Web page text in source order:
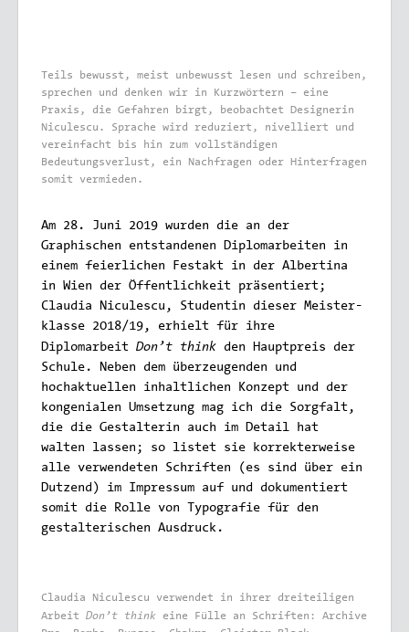
Teils bewusst, meist unbewusst lesen und schreiben,
sprechen und denken wir in Kurzwörtern – eine
Praxis, die Gefahren birgt, beobachtet Designerin
Niculescu. Sprache wird reduziert, nivelliert und
vereinfacht bis hin zum vollständigen
Bedeutungsverlust, ein Nachfragen oder Hinterfragen
somit vermieden.
Am 28. Juni 2019 wurden die an der
Graphischen entstandenen Diplomarbeiten in
einem feierlichen Festakt in der Albertina
in Wien der Öffentlichkeit präsentiert;
Claudia Niculescu, Studentin dieser Meister­
klasse 2018/19, erhielt für ihre
Diplomarbeit Don’t think den Hauptpreis der
Schule. Neben dem überzeugenden und
hochaktuellen inhaltlichen Konzept und der
kongenialen Umsetzung mag ich die Sorgfalt,
die die Gestalterin auch im Detail hat
walten lassen; so listet sie korrekterweise
alle verwendeten Schriften (es sind über ein
Dutzend) im Impressum auf und dokumentiert
somit die Rolle von Typografie für den
gestalterischen Ausdruck.
Claudia Niculescu verwendet in ihrer dreiteiligen
Arbeit Don’t think eine Fülle an Schriften: Archive